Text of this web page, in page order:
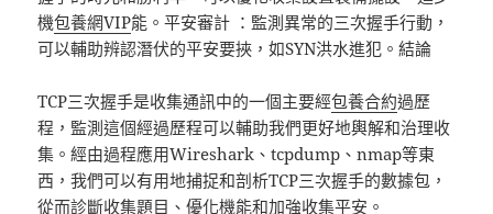
機包養網VIP能。平安審計 ：監測異常的三次握手行動，
可以輔助辨認潛伏的平安要挾，如SYN洪水進犯。結論
TCP三次握手是收集通訊中的一個主要經包養合約過歷
程，監測這個經過歷程可以輔助我們更好地輿解和治理收
集。經由過程應用Wireshark、tcpdump、nmap等東
西，我們可以有用地捕捉和剖析TCP三次握手的數據包，
從而診斷收集題目、優化機能和加強收集平安。